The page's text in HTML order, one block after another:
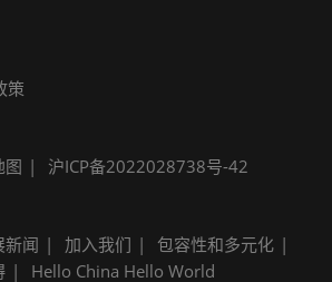
策
图 沪ICP备2022028738号-42
新闻 加入我们
包容性和多元化
Hello China Hello World